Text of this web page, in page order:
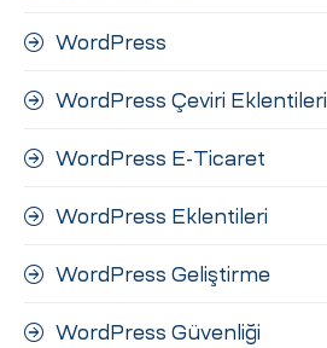
WordPress
WordPress Çeviri Eklentileri
WordPress E-Ticaret
WordPress Eklentileri
WordPress Geliştirme
WordPress Güvenliği